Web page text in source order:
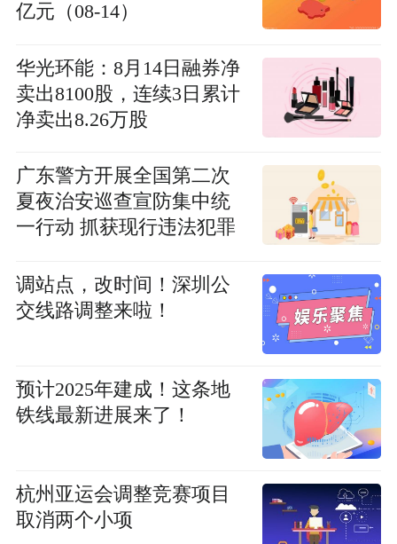
亿元（08-14）
华光环能：8月14日融券净
卖出8100股，连续3日累计
净卖出8.26万股
广东警方开展全国第二次
夏夜治安巡查宣防集中统
一行动 抓获现行违法犯罪
调站点，改时间！深圳公
交线路调整来啦！
预计2025年建成！这条地
铁线最新进展来了！
杭州亚运会调整竞赛项目
取消两个小项